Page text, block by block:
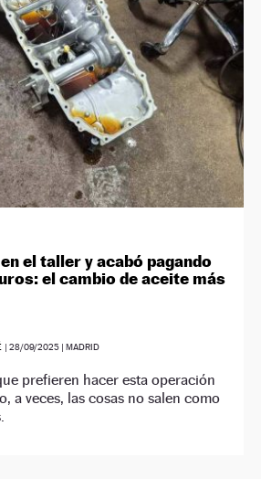
el taller y acabó pagando
el cambio de aceite más
| 28/09/2025| MADRID
prefieren hacer esta operación
a veces, las cosas no salen como